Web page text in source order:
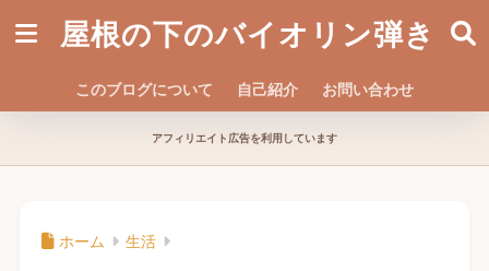
屋根の下のバイオリン弾き
このブログについて 自己紹介 お問い合わせ
アフィリエイト広告を利用しています
ホーム 生活